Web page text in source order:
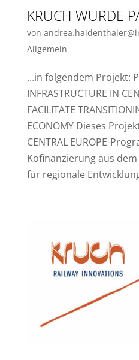
KRUCH WURDE
von
Allgemein
…in folgendem Projekt:
INFRASTRUCTURE IN
FACILITATE
ECONOMY Dieses
CENTRAL EUROPE-
Kofinanzierung aus
für regionale